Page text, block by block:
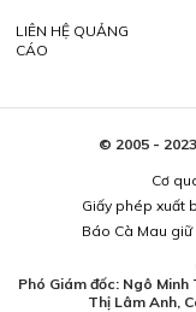
LIÊN HỆ QUẢNG
CÁO
© 2005 -
Cơ
Giấy phép xuất
Báo Cà Mau
Phó Giám đốc: Ngô
Thị Lâm Anh,